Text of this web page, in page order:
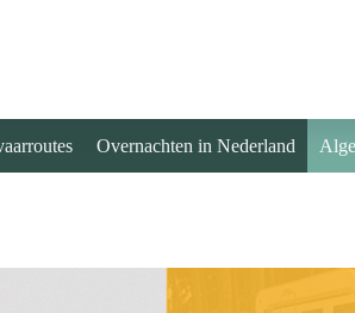
Overnachten in Nederland